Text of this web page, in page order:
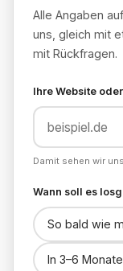
Alle Angaben
uns, gleich mit
mit Rückfragen.
Ihre Website
Damit sehen wir
Wann soll es
So bald wie
In 3–6